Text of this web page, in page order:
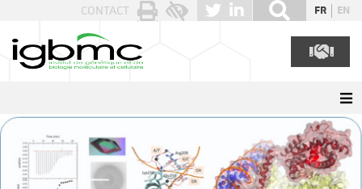
CONTACT FR EN
Panneau de gestion des cookies